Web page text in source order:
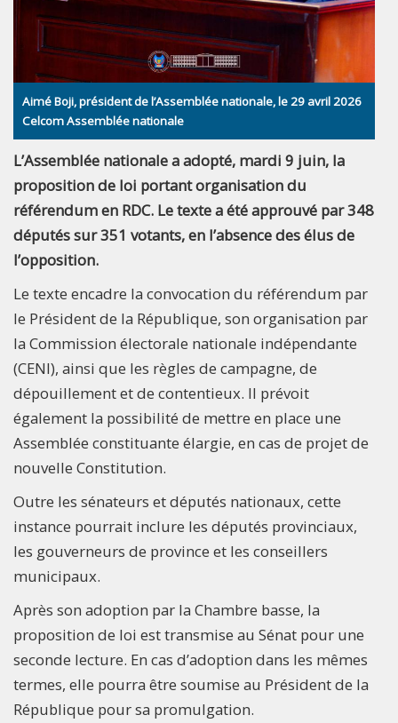
Aimé Boji, président de l’Assemblée nationale, le 29 avril 2026
Celcom Assemblée nationale
L’Assemblée nationale a adopté, mardi 9 juin, la
proposition de loi portant organisation du
référendum en RDC. Le texte a été approuvé par 348
députés sur 351 votants, en l’absence des élus de
l’opposition.
Le texte encadre la convocation du référendum par
le Président de la République, son organisation par
la Commission électorale nationale indépendante
(CENI), ainsi que les règles de campagne, de
dépouillement et de contentieux. Il prévoit
également la possibilité de mettre en place une
Assemblée constituante élargie, en cas de projet de
nouvelle Constitution.
Outre les sénateurs et députés nationaux, cette
instance pourrait inclure les députés provinciaux,
les gouverneurs de province et les conseillers
municipaux.
Après son adoption par la Chambre basse, la
proposition de loi est transmise au Sénat pour une
seconde lecture. En cas d’adoption dans les mêmes
termes, elle pourra être soumise au Président de la
République pour sa promulgation.